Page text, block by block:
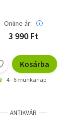
lámakolostorok
Élj a fényben+
szuperjövő+
Shakti Gawain
Károly
S. P. Alex
Online ár:
3 990 Ft
Kosárba
4 - 6 munkanap
ANTIKVÁR